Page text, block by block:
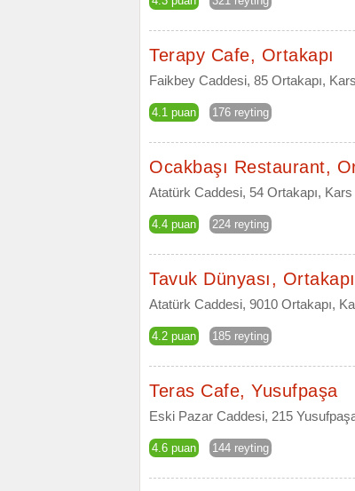
Terapy Cafe, Ortakapı
Faikbey Caddesi, 85 Ortakapı,
4.1 puan 176 reyting
Ocakbaşı Restaurant,
Atatürk Caddesi, 54 Ortakapı,
4.4 puan 224 reyting
Tavuk Dünyası, Ortakapı
Atatürk Caddesi, 9010 Ortakapı,
4.2 puan 185 reyting
Teras Cafe, Yusufpaşa
Eski Pazar Caddesi, 215
4.6 puan 144 reyting